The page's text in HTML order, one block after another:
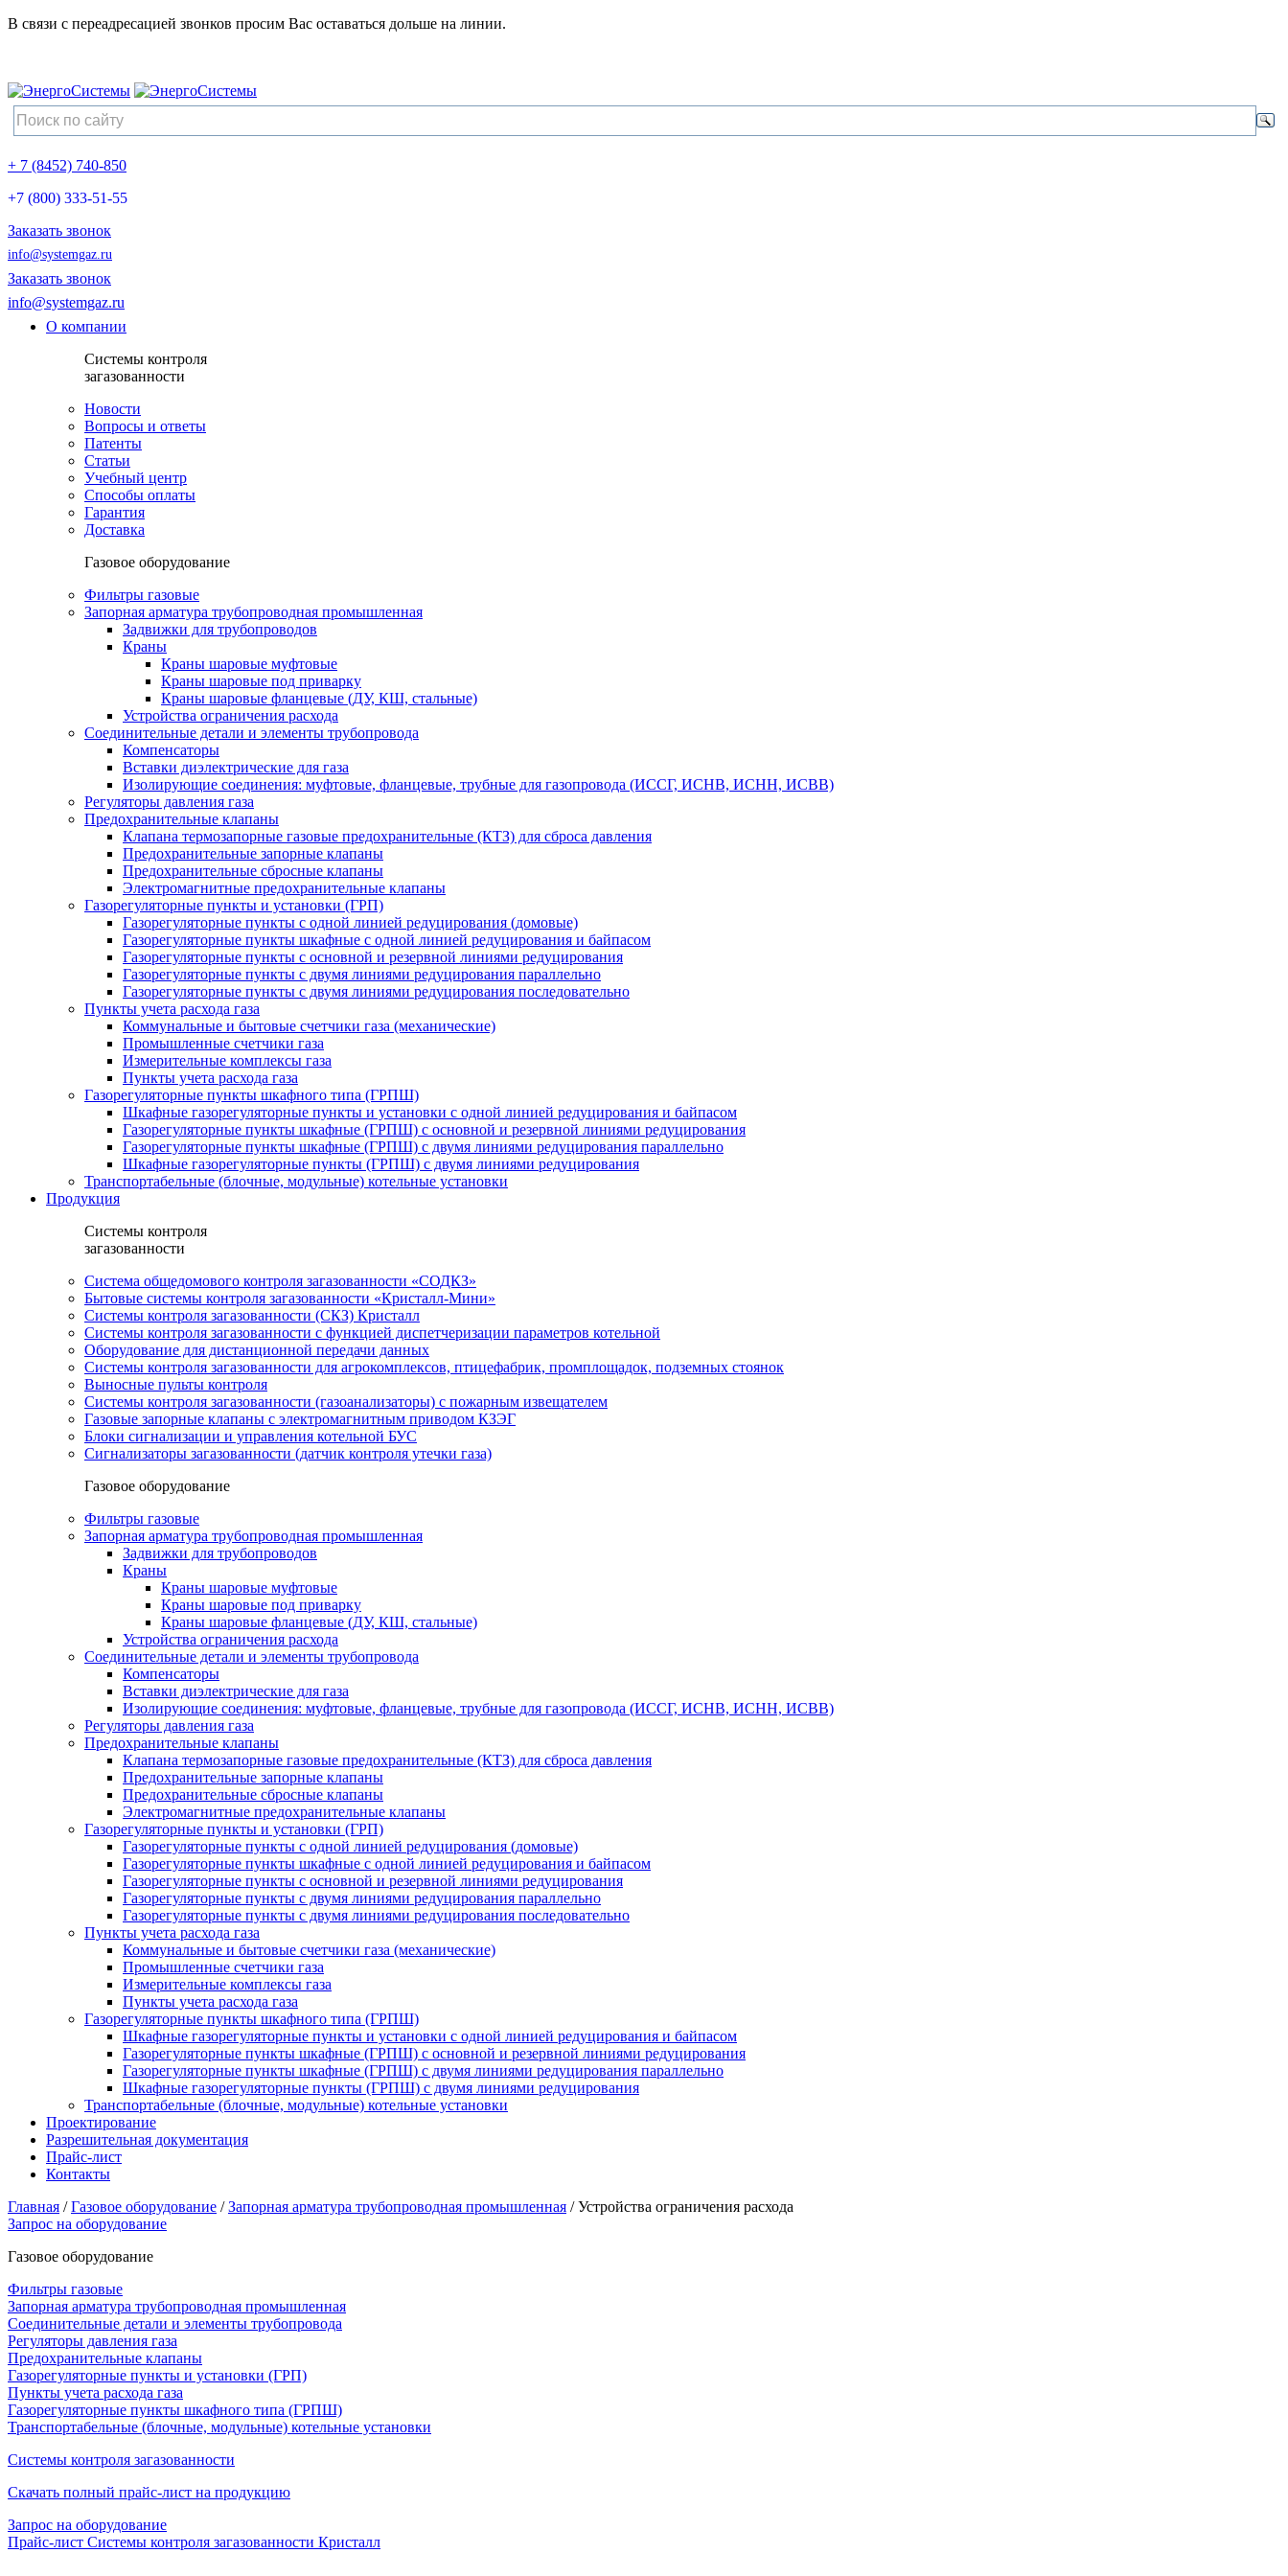
В связи с переадресацией звонков просим Вас оставаться дольше на линии.
+ 7 (8452) 740-850
+7 (800) 333-51-55
Заказать звонок
info@systemgaz.ru
Заказать звонок
info@systemgaz.ru
О компании
Системы контроля
загазованности
Новости
Вопросы и ответы
Патенты
Статьи
Учебный центр
Способы оплаты
Гарантия
Доставка
Газовое оборудование
Фильтры газовые
Запорная арматура трубопроводная промышленная
Задвижки для трубопроводов
Краны
Краны шаровые муфтовые
Краны шаровые под приварку
Краны шаровые фланцевые (ДУ, КШ, стальные)
Устройства ограничения расхода
Соединительные детали и элементы трубопровода
Компенсаторы
Вставки диэлектрические для газа
Изолирующие соединения: муфтовые, фланцевые, трубные для газопровода (ИССГ, ИСНВ, ИСНН, ИСВВ)
Регуляторы давления газа
Предохранительные клапаны
Клапана термозапорные газовые предохранительные (КТЗ) для сброса давления
Предохранительные запорные клапаны
Предохранительные сбросные клапаны
Электромагнитные предохранительные клапаны
Газорегуляторные пункты и установки (ГРП)
Газорегуляторные пункты с одной линией редуцирования (домовые)
Газорегуляторные пункты шкафные с одной линией редуцирования и байпасом
Газорегуляторные пункты с основной и резервной линиями редуцирования
Газорегуляторные пункты с двумя линиями редуцирования параллельно
Газорегуляторные пункты с двумя линиями редуцирования последовательно
Пункты учета расхода газа
Коммунальные и бытовые счетчики газа (механические)
Промышленные счетчики газа
Измерительные комплексы газа
Пункты учета расхода газа
Газорегуляторные пункты шкафного типа (ГРПШ)
Шкафные газорегуляторные пункты и установки c одной линией редуцирования и байпасом
Газорегуляторные пункты шкафные (ГРПШ) с основной и резервной линиями редуцирования
Газорегуляторные пункты шкафные (ГРПШ) с двумя линиями редуцирования параллельно
Шкафные газорегуляторные пункты (ГРПШ) c двумя линиями редуцирования
Транспортабельные (блочные, модульные) котельные установки
Продукция
Системы контроля
загазованности
Система общедомового контроля загазованности «СОДКЗ»
Бытовые системы контроля загазованности «Кристалл-Мини»
Системы контроля загазованности (СКЗ) Кристалл
Системы контроля загазованности с функцией диспетчеризации параметров котельной
Оборудование для дистанционной передачи данных
Системы контроля загазованности для агрокомплексов, птицефабрик, промплощадок, подземных стоянок
Выносные пульты контроля
Системы контроля загазованности (газоанализаторы) с пожарным извещателем
Газовые запорные клапаны с электромагнитным приводом КЗЭГ
Блоки сигнализации и управления котельной БУС
Сигнализаторы загазованности (датчик контроля утечки газа)
Газовое оборудование
Фильтры газовые
Запорная арматура трубопроводная промышленная
Задвижки для трубопроводов
Краны
Краны шаровые муфтовые
Краны шаровые под приварку
Краны шаровые фланцевые (ДУ, КШ, стальные)
Устройства ограничения расхода
Соединительные детали и элементы трубопровода
Компенсаторы
Вставки диэлектрические для газа
Изолирующие соединения: муфтовые, фланцевые, трубные для газопровода (ИССГ, ИСНВ, ИСНН, ИСВВ)
Регуляторы давления газа
Предохранительные клапаны
Клапана термозапорные газовые предохранительные (КТЗ) для сброса давления
Предохранительные запорные клапаны
Предохранительные сбросные клапаны
Электромагнитные предохранительные клапаны
Газорегуляторные пункты и установки (ГРП)
Газорегуляторные пункты с одной линией редуцирования (домовые)
Газорегуляторные пункты шкафные с одной линией редуцирования и байпасом
Газорегуляторные пункты с основной и резервной линиями редуцирования
Газорегуляторные пункты с двумя линиями редуцирования параллельно
Газорегуляторные пункты с двумя линиями редуцирования последовательно
Пункты учета расхода газа
Коммунальные и бытовые счетчики газа (механические)
Промышленные счетчики газа
Измерительные комплексы газа
Пункты учета расхода газа
Газорегуляторные пункты шкафного типа (ГРПШ)
Шкафные газорегуляторные пункты и установки c одной линией редуцирования и байпасом
Газорегуляторные пункты шкафные (ГРПШ) с основной и резервной линиями редуцирования
Газорегуляторные пункты шкафные (ГРПШ) с двумя линиями редуцирования параллельно
Шкафные газорегуляторные пункты (ГРПШ) c двумя линиями редуцирования
Транспортабельные (блочные, модульные) котельные установки
Проектирование
Разрешительная документация
Прайс-лист
Контакты
Главная / Газовое оборудование / Запорная арматура трубопроводная промышленная / Устройства ограничения расхода
Запрос на оборудование
Газовое оборудование
Фильтры газовые
Запорная арматура трубопроводная промышленная
Соединительные детали и элементы трубопровода
Регуляторы давления газа
Предохранительные клапаны
Газорегуляторные пункты и установки (ГРП)
Пункты учета расхода газа
Газорегуляторные пункты шкафного типа (ГРПШ)
Транспортабельные (блочные, модульные) котельные установки
Системы контроля загазованности
Скачать полный прайс-лист на продукцию
Запрос на оборудование
Прайс-лист Системы контроля загазованности Кристалл